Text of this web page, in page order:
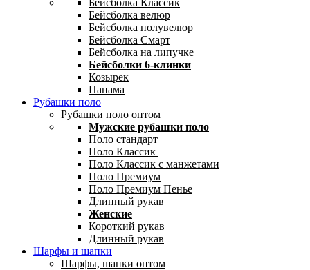
Бейсболка велюр
Бейсболка полувелюр
Бейсболка Смарт
Бейсболка на липучке
Бейсболки 6-клинки
Козырек
Панама
Рубашки поло
Рубашки поло оптом
Мужские рубашки поло
Поло стандарт
Поло Классик
Поло Классик с манжетами
Поло Премиум
Поло Премиум Пенье
Длинный рукав
Женские
Короткий рукав
Длинный рукав
Шарфы и шапки
Шарфы, шапки оптом